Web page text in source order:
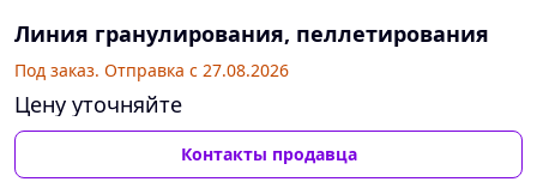
Линия гранулирования, пеллетирования
Под заказ. Отправка с 27.08.2026
Цену уточняйте
Контакты продавца